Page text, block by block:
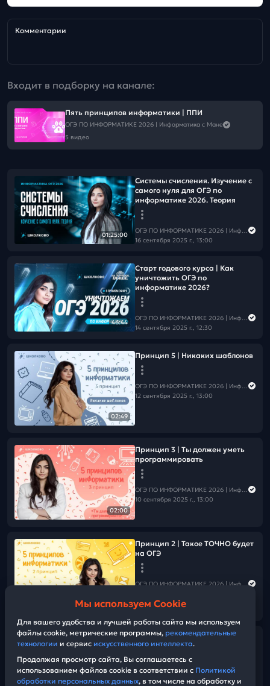
Комментарии
Входит в подборку на канале:
Пять принципов информатики | ППИ
ОГЭ ПО ИНФОРМАТИКЕ 2026 | Информатика с Мане
5 видео
01:25:00
Системы счисления. Изучение с
самого нуля для ОГЭ по
информатике 2026. Теория
ОГЭ ПО ИНФОРМАТИКЕ 2026 | Информатика с Мане
16 сентября 2025 г., 13:00
46:44
Старт годового курса | Как
уничтожить ОГЭ по
информатике 2026?
ОГЭ ПО ИНФОРМАТИКЕ 2026 | Информатика с Мане
14 сентября 2025 г., 12:30
02:49
Принцип 5 | Никаких шаблонов
ОГЭ ПО ИНФОРМАТИКЕ 2026 | Информатика с Мане
12 сентября 2025 г., 13:00
02:00
Принцип 3 | Ты должен уметь
программировать
ОГЭ ПО ИНФОРМАТИКЕ 2026 | Информатика с Мане
10 сентября 2025 г., 13:00
03:01
Принцип 2 | Такое ТОЧНО будет
на ОГЭ
Принцип 1 | ОГЭ — легко, но
важно
Мы используем Cookie
Для вашего удобства и лучшей работы сайта мы используем
файлы cookie, метрические программы, рекомендательные
технологии и сервис искусственного интеллекта.
Продолжая просмотр сайта, Вы соглашаетесь с
использованием файлов cookie в соответствии с Политикой
обработки персональных данных, в том числе на обработку и